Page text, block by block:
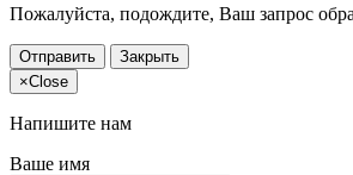
Пожалуйста, подождите, Ваш запрос
Отправить
Закрыть
×Close
Напишите нам
Ваше имя